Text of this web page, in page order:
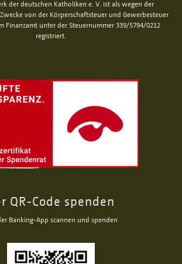
der deutschen Katholiken e. V. ist als wegen der
von der Körperschaftsteuer und Gewerbesteuer
Finanzamt unter der Steuernummer 339/5794/0212
registriert.
QR-Code spenden
Banking-App scannen und spenden